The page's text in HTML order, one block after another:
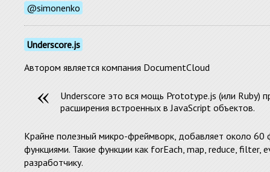
@simonenko
Underscore.js
Автором является компания DocumentCloud
Underscore это вся мощь Prototype.js (или Ruby)
расширения встроенных в JavaScript объектов.
Крайне полезный микро-фреймворк, добавляет около
функциями. Такие функции как forEach, map, reduce, filter,
разработчику.